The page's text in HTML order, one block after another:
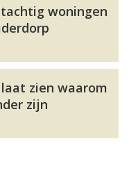
woningen
zien waarom
zijn